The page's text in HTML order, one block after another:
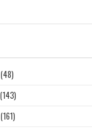
(48)
(143)
(161)